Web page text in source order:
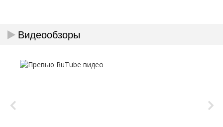
Видеообзоры